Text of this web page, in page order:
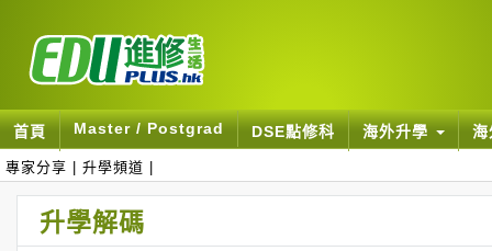
首頁 Master / Postgrad DSE點修科 海外升學
專家分享 升學頻道
升學解碼